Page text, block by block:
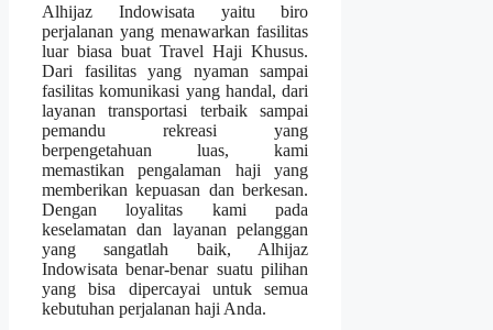
Alhijaz Indowisata yaitu biro
perjalanan yang menawarkan fasilitas
luar biasa buat Travel Haji Khusus.
Dari fasilitas yang nyaman sampai
fasilitas komunikasi yang handal, dari
layanan transportasi terbaik sampai
pemandu rekreasi yang
berpengetahuan luas, kami
memastikan pengalaman haji yang
memberikan kepuasan dan berkesan.
Dengan loyalitas kami pada
keselamatan dan layanan pelanggan
yang sangatlah baik, Alhijaz
Indowisata benar-benar suatu pilihan
yang bisa dipercayai untuk semua
kebutuhan perjalanan haji Anda.